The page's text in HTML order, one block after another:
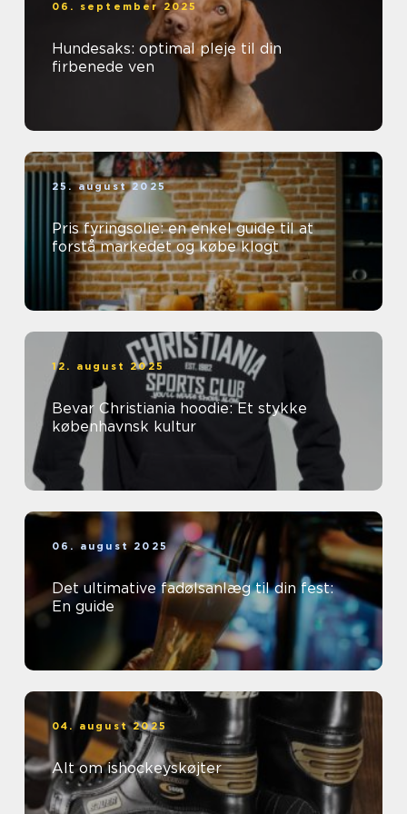
06. september 2025
Hundesaks: optimal pleje til din
firbenede ven
25. august 2025
Pris fyringsolie: en enkel guide til at
forstå markedet og købe klogt
12. august 2025
Bevar Christiania hoodie: Et stykke
københavnsk kultur
06. august 2025
Det ultimative fadølsanlæg til din fest:
En guide
04. august 2025
Alt om ishockeyskøjter